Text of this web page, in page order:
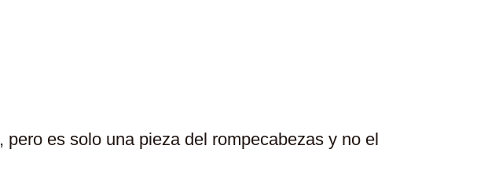
, pero es solo una pieza del rompecabezas y no el